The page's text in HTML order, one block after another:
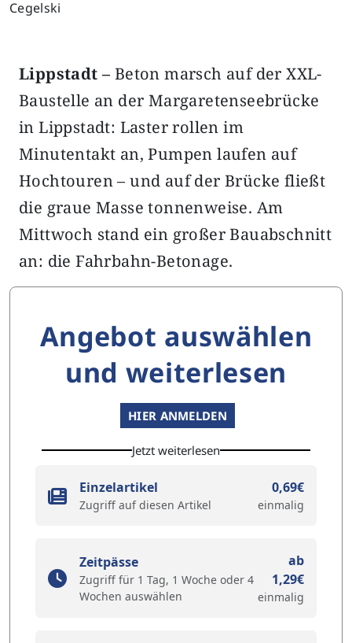
Cegelski
Lippstadt – Beton marsch auf der XXL-
Baustelle an der Margaretenseebrücke
in Lippstadt: Laster rollen im
Minutentakt an, Pumpen laufen auf
Hochtouren – und auf der Brücke fließt
die graue Masse tonnenweise. Am
Mittwoch stand ein großer Bauabschnitt
an: die Fahrbahn-Betonage.
Angebot auswählen
und weiterlesen
HIER ANMELDEN
Jetzt weiterlesen
Einzelartikel
Zugriff auf diesen Artikel
0,69€
einmalig
Zeitpässe
Zugriff für 1 Tag, 1 Woche oder 4
Wochen auswählen
ab
1,29€
einmalig